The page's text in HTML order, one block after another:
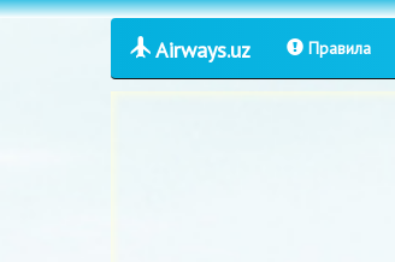
Airways.uz Правила